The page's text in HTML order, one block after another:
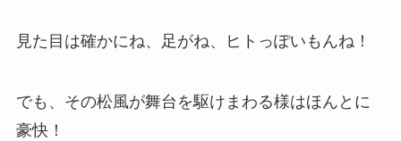
見た目は確かにね、足がね、ヒトっぽいもんね！
でも、その松風が舞台を駆けまわる様はほんとに
豪快！